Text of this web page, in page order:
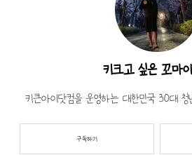
가득해요! 빠이어~~~~~ 1인분에 1만
가 운전을 안 하고 운전면허를 딴지
g.kikni.com 순천만에 놀러 간 기념으
금 쓴다 생각하고 벌교꼬막정식 맛집
번가 식당"을 소개합니다. 이곳을
유는 제목 그대로 일번가입니다.
바로 코 앞에 있어요!! 사실은 순천
아보고 벌교 가서 꼬막을 먹으려
키크고 싶은 꼬마
키큰아이닷컴을 운영하는 대한민국 30대
구독하기